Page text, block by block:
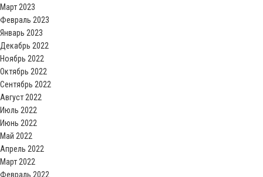
Март 2023
Февраль 2023
Январь 2023
Декабрь 2022
Ноябрь 2022
Октябрь 2022
Сентябрь 2022
Август 2022
Июль 2022
Июнь 2022
Май 2022
Апрель 2022
Март 2022
Февраль 2022